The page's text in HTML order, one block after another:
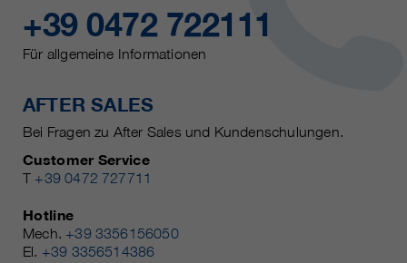
+39 0472 722111
Für allgemeine Informationen
AFTER SALES
Bei Fragen zu After Sales und Kundenschulungen.
Customer Service
T +39 0472 727711
Hotline
Mech. +39 3356156050
El. +39 3356514386